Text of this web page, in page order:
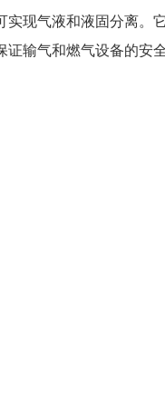
现气液和液固分离。
输气和燃气设备的安